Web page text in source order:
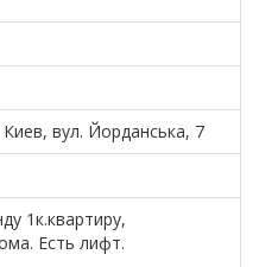
вул. Йорданська, 7
1к.квартиру,
Есть лифт.